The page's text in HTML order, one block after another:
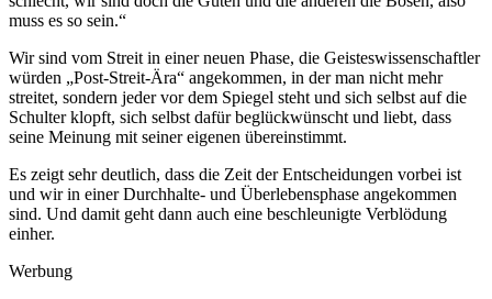
muss es so sein.“
Wir sind vom Streit in einer neuen Phase, die Geisteswissenschaftler
würden „Post-Streit-Ära“ angekommen, in der man nicht mehr
streitet, sondern jeder vor dem Spiegel steht und sich selbst auf die
Schulter klopft, sich selbst dafür beglückwünscht und liebt, dass
seine Meinung mit seiner eigenen übereinstimmt.
Es zeigt sehr deutlich, dass die Zeit der Entscheidungen vorbei ist
und wir in einer Durchhalte- und Überlebensphase angekommen
sind. Und damit geht dann auch eine beschleunigte Verblödung
einher.
Werbung